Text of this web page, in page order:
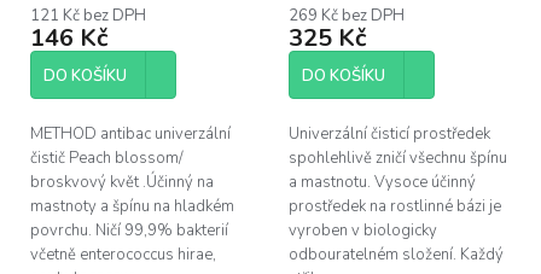
ůproduktu
je
5,0
5
121 Kč bez DPH
146 Kč
DO KOŠÍKU
METHOD antibac univerzální
čistič Peach blossom/
broskvový květ .Účinný na
mastnoty a špínu na hladkém
povrchu. Ničí 99,9% bakterií
včetně enterococcus hirae,
produktu
je
5,0
5
269 Kč bez DPH
325 Kč
DO KOŠÍKU
Univerzální čisticí prostředek
spohlehlivě zničí všechnu špínu
a mastnotu. Vysoce účinný
prostředek na rostlinné bázi je
vyroben v biologicky
odbouratelném složení. Každý